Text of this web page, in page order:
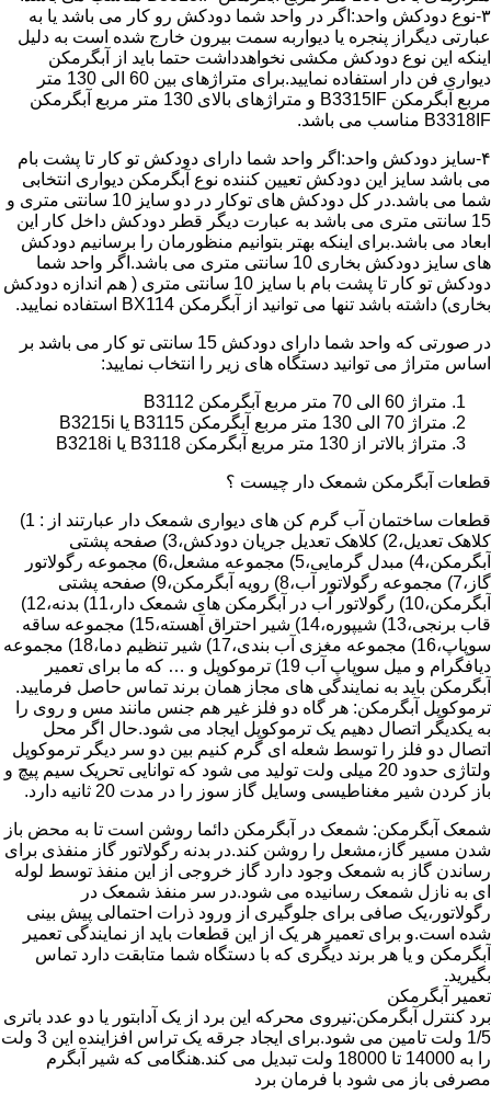
۳-نوع دودکش واحد:اگر در واحد شما دودکش رو کار می باشد یا به
عبارتی دیگراز پنجره یا دیواربه سمت بیرون خارج شده است به دلیل
اینکه این نوع دودکش مکشی نخواهدداشت حتما باید از آبگرمکن
دیواری فن دار استفاده نمایید.برای متراژهای بین 60 الی 130 متر
مربع آبگرمکن B3315IF و متراژهای بالای 130 متر مربع آبگرمکن
B3318IF مناسب می باشد.
۴-سایز دودکش واحد:اگر واحد شما دارای دودکش تو کار تا پشت بام
می باشد سایز این دودکش تعیین کننده نوع آبگرمکن دیواری انتخابی
شما می باشد.در کل دودکش های توکار در دو سایز 10 سانتی متری و
15 سانتی متری می باشد به عبارت دیگر قطر دودکش داخل کار این
ابعاد می باشد.برای اینکه بهتر بتوانیم منظورمان را برسانیم دودکش
های سایز دودکش بخاری 10 سانتی متری می باشد.اگر واحد شما
دودکش تو کار تا پشت بام با سایز 10 سانتی متری ( هم اندازه دودکش
بخاری) داشته باشد تنها می توانید از آبگرمکن BX114 استفاده نمایید.
در صورتی که واحد شما دارای دودکش 15 سانتی تو کار می باشد بر
اساس متراژ می توانید دستگاه های زیر را انتخاب نمایید:
متراژ 60 الی 70 متر مربع آبگرمکن B3112
متراژ 70 الی 130 متر مربع آبگرمکن B3115 یا B3215i
متراژ بالاتر از 130 متر مربع آبگرمکن B3118 یا B3218i
قطعات آبگرمکن شمعک دار چیست ؟
قطعات ساختمان آب گرم کن های دیواری شمعک دار عبارتند از : 1)
کلاهک تعدیل،2) کلاهک تعدیل جریان دودکش،3) صفحه پشتی
آبگرمکن،4) مبدل گرمایی،5) مجموعه مشعل،6) مجموعه رگولاتور
گاز،7) مجموعه رگولاتور آب،8) رویه آبگرمکن،9) صفحه پشتی
آبگرمکن،10) رگولاتور آب در آبگرمکن های شمعک دار،11) بدنه،12)
قاب برنجی،13) شیپوره،14) شیر احتراق آهسته،15) مجموعه ساقه
سوپاپ،16) مجموعه مغزی آب بندی،17) شیر تنظیم دما،18) مجموعه
دیافگرام و میل سوپاپ آب 19) ترموکوپل و … که ما برای تعمیر
آبگرمکن باید به نمایندگی های مجاز همان برند تماس حاصل فرمایید.
ترموکوپل آبگرمکن: هر گاه دو فلز غیر هم جنس مانند مس و روی را
به یکدیگر اتصال دهیم یک ترموکوپل ایجاد می شود.حال اگر محل
اتصال دو فلز را توسط شعله ای گرم کنیم بین دو سر دیگر ترموکوپل
ولتاژی حدود 20 میلی ولت تولید می شود که توانایی تحریک سیم پیچ و
باز کردن شیر مغناطیسی وسایل گاز سوز را در مدت 20 ثانیه دارد.
شمعک آبگرمکن: شمعک در آبگرمکن دائما روشن است تا به محض باز
شدن مسیر گاز،مشعل را روشن کند.در بدنه رگولاتور گاز منفذی برای
رساندن گاز به شمعک وجود دارد گاز خروجی از این منفذ توسط لوله
ای به نازل شمعک رسانیده می شود.در سر منفذ شمعک در
رگولاتور،یک صافی برای جلوگیری از ورود ذرات احتمالی پیش بینی
شده است.و برای تعمیر هر یک از این قطعات باید از نمایندگی تعمیر
آبگرمکن و یا هر برند دیگری که با دستگاه شما متابقت دارد تماس
بگیرید.
تعمیر آبگرمکن
برد کنترل آبگرمکن:نیروی محرکه این برد از یک آدابتور یا دو عدد باتری
1/5 ولت تامین می شود.برای ایجاد جرقه یک تراس افزاینده این 3 ولت
را به 14000 تا 18000 ولت تبدیل می کند.هنگامی که شیر آبگرم
مصرفی باز می شود با فرمان برد